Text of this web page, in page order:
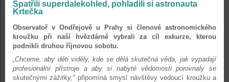
Spatřili superdalekohled, pohladili si astronauta
Krtečka
Observatoř v Ondřejově u Prahy si členové astronomického
kroužku při naší hvězdárně vybrali za cíl exkurze, kterou
podnikli druhou říjnovou sobotu.
„Chceme, aby děti viděly, kde se dělá skutečná věda, jak vypadají
profesionální přístroje a aby si nabyté vědomosti porovnaly se
skutečnými zážitky,“připomíná smysl návštěvy vedoucí kroužku a